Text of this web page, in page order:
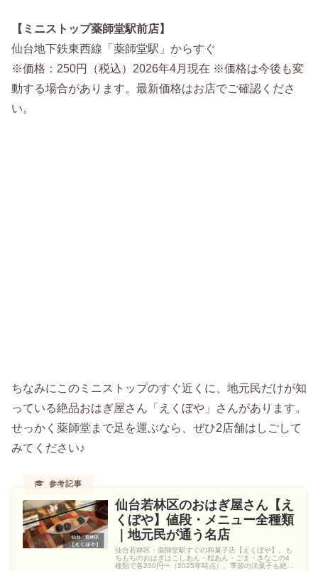
【ミニストップ薬師堂駅前店】
仙台地下鉄東西線「薬師堂駅」からすぐ
※価格：250円（税込）2026年4月現在 ※価格は今後も変
動する場合があります。最新価格はお店でご確認くださ
い。
ちなみにこのミニストップのすぐ近くに、地元民だけが知
っている絶品おはぎ屋さん「えくぼや」さんがあります。
せっかく薬師堂まで足を運ぶなら、ぜひ2店舗はしごして
みてください♪
仙台若林区のおはぎ屋さん【え
くぼや】値段・メニュー全種類
｜地元民が通う名店
仙台若林区・薬師堂駅すぐの和菓子店【えくぼや】。も
ちもちのおはぎはこしあん・粒あん・ごま・きなこの4
種類で各200円〜（2025年時点）。季節の洋菓子も絶